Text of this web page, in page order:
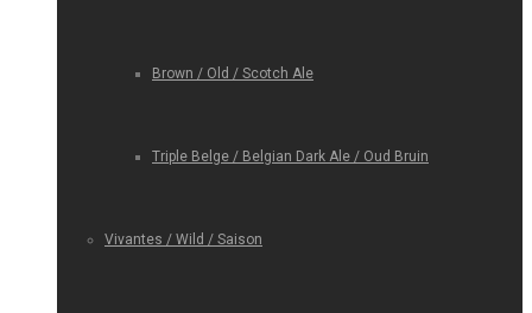
Brown / Old / Scotch Ale
Triple Belge / Belgian Dark Ale / Oud Bruin
Vivantes / Wild / Saison